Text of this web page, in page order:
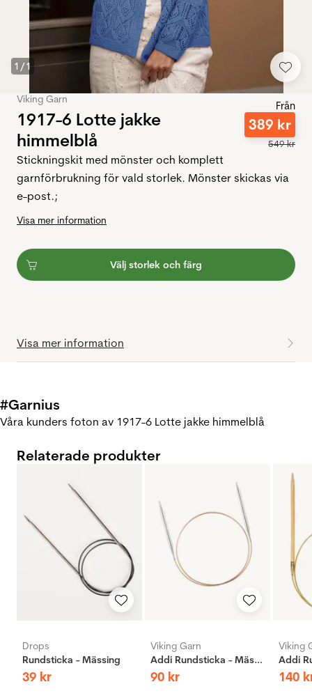
1 /1
Viking Garn
1917-6 Lotte jakke
himmelblå
Från
389 kr
549kr
Stickningskit med mönster och komplett
garnförbrukning för vald storlek. Mönster skickas via
e-post.;
Visa mer information
Välj storlek och färg
Visa mer information
#Garnius
Våra kunders foton av 1917-6 Lotte jakke himmelblå
Relaterade produkter
Drops
Rundsticka - Mässing
39 kr
Viking Garn
Addi Rundsticka - Mässing
90 kr
Viking
140